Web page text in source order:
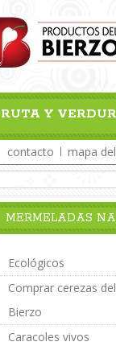
Y
contacto mapa
MERMELADAS
Ecológicos
Comprar cerezas del
Bierzo
Caracoles vivos